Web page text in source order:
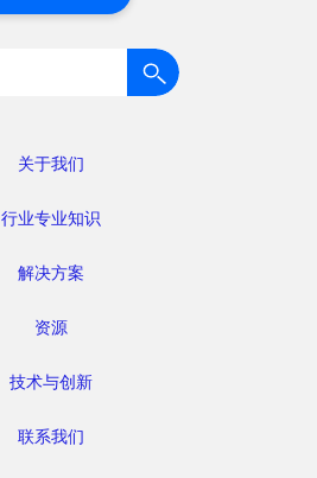
关于我们
行业专业知识
解决方案
资源
技术与创新
联系我们